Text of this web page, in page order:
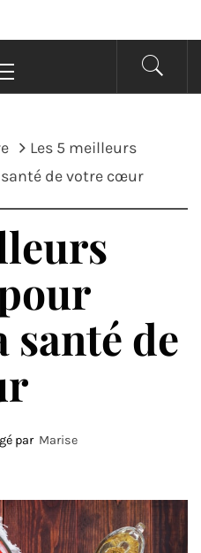
principal
Les 5 meilleurs
de votre cœur
santé de
par Marise